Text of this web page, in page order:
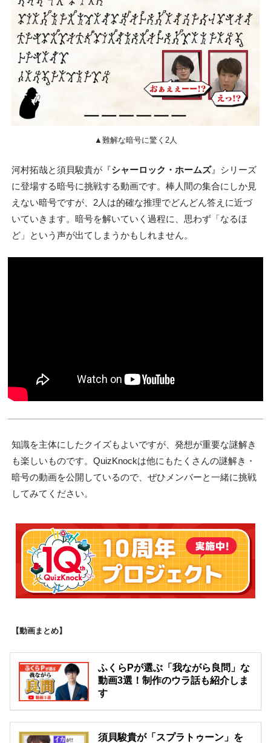
▲難解な暗号に驚く2人
河村拓哉と須貝駿貴が『シャーロック・ホームズ』シリーズ
に登場する暗号に挑戦する動画です。棒人間の集合にしか見
えない暗号ですが、2人は的確な推理でどんどん答えに近づ
いていきます。暗号を解いていく過程に、思わず「なるほ
ど」という声が出てしまうかもしれません。
知識を主体にしたクイズもよいですが、発想が重要な謎解き
も楽しいものです。QuizKnockは他にもたくさんの謎解き・
暗号の動画を公開しているので、ぜひメンバーと一緒に挑戦
してみてください。
【動画まとめ】
ふくらPが選ぶ「我ながら良問」な
動画3選！制作のウラ話も紹介しま
す
須貝駿貴が「スプラトゥーン」を